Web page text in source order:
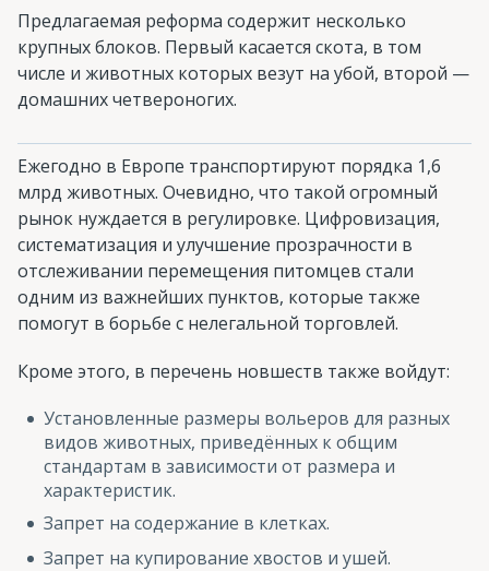
Предлагаемая реформа содержит несколько
крупных блоков. Первый касается скота, в том
числе и животных которых везут на убой, второй —
домашних четвероногих.
Ежегодно в Европе транспортируют порядка 1,6
млрд животных. Очевидно, что такой огромный
рынок нуждается в регулировке. Цифровизация,
систематизация и улучшение прозрачности в
отслеживании перемещения питомцев стали
одним из важнейших пунктов, которые также
помогут в борьбе с нелегальной торговлей.
Кроме этого, в перечень новшеств также войдут:
Установленные размеры вольеров для разных
видов животных, приведённых к общим
стандартам в зависимости от размера и
характеристик.
Запрет на содержание в клетках.
Запрет на купирование хвостов и ушей.